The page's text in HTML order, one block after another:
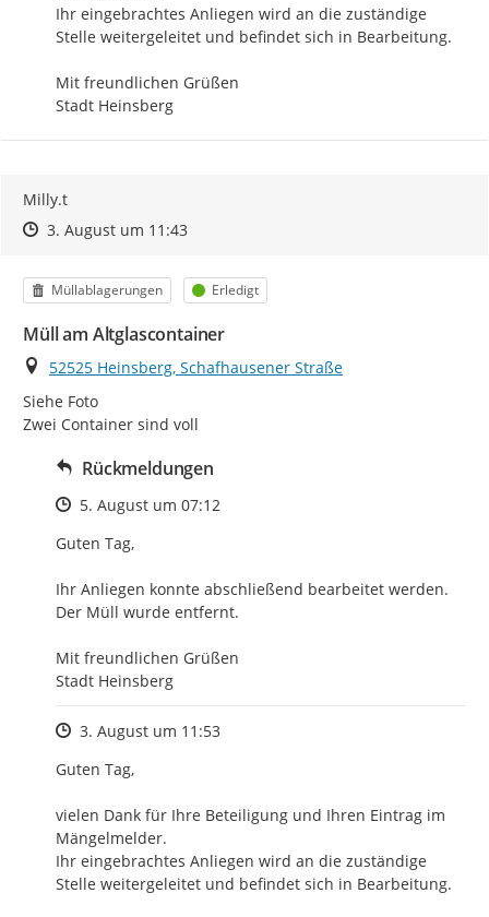
Ihr eingebrachtes Anliegen wird an die zuständige
Stelle weitergeleitet und befindet sich in Bearbeitung.
Mit freundlichen Grüßen
Stadt Heinsberg
Milly.t
Zeitpunkt des Erstellens
Zeitpunkt des Erstellens
3. August um 11:43Zur Äußerung
Kategorie
Müllablagerungen Status
Erledigt
Müll am Altglascontainer
Ort
52525 Heinsberg, Schafhausener Straße
Siehe Foto
Zwei Container sind voll
Rückmeldungen
Zeitpunkt des Erstellens
5. August um 07:12
Guten Tag,
Ihr Anliegen konnte abschließend bearbeitet werden.
Der Müll wurde entfernt.
Mit freundlichen Grüßen
Stadt Heinsberg
Zeitpunkt des Erstellens
3. August um 11:53
Guten Tag,
vielen Dank für Ihre Beteiligung und Ihren Eintrag im
Mängelmelder.
Ihr eingebrachtes Anliegen wird an die zuständige
Stelle weitergeleitet und befindet sich in Bearbeitung.